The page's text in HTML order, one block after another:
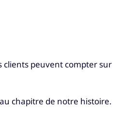
clients peuvent compter sur
chapitre de notre histoire.